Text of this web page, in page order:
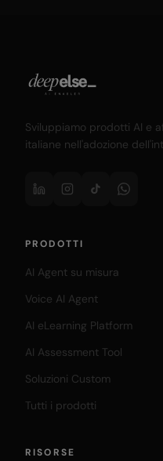
Sviluppiamo prodotti AI e
italiane nell'adozione
PRODOTTI
AI Agent su misura
Voice AI Agent
AI eLearning Platform
AI Assessment Tool
Soluzioni Custom
Tutti i prodotti
RISORSE